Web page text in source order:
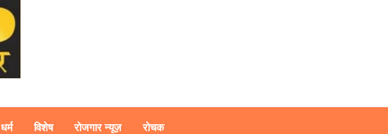
धर्म विशेष रोजगार न्यूज़ रोचक